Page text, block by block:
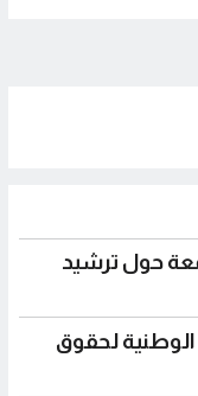
حول ترشيد
الوطنية لحقوق